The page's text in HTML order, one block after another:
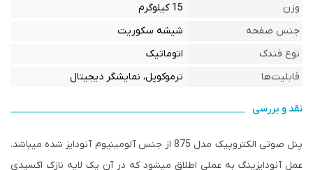
وزن
15 کیلوگرم
جنس صفحه
شیشه سکوریت
نوع فندک
اتوماتیک
قابلیت‌ها
ترموکوپل، نمایشگر دیجیتال
نقد و بررسی
پنل صوتی الکتروپیک مدل 875 از جنس آلومینیوم آنودایز شده میباشد.
عمل آنودایزینگ به عملی اطلاق میشود که در آن یک لایه نازک اکسیدی